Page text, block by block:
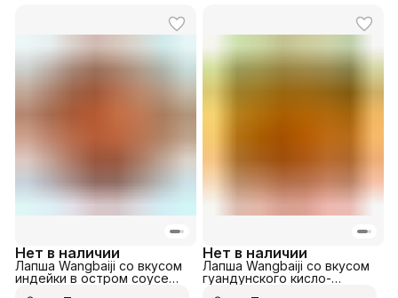
Нет в наличии
Лапша Wangbaiji со вкусом
индейки в остром соусе
Нет в наличии
Лапша Wangbaiji со вкусом
гуандунского кисло-